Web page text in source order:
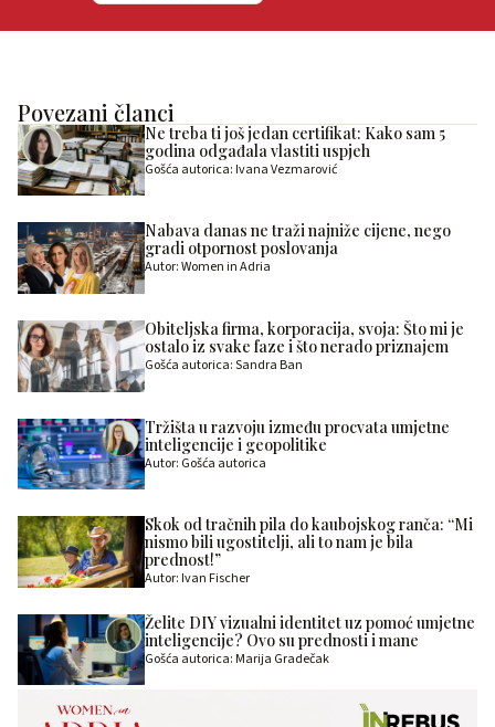
Povezani članci
Ne treba ti još jedan certifikat: Kako sam 5
godina odgađala vlastiti uspjeh
Gošća autorica: Ivana Vezmarović
Nabava danas ne traži najniže cijene, nego
gradi otpornost poslovanja
Autor: Women in Adria
Obiteljska firma, korporacija, svoja: Što mi je
ostalo iz svake faze i što nerado priznajem
Gošća autorica: Sandra Ban
Tržišta u razvoju između procvata umjetne
inteligencije i geopolitike
Autor: Gošća autorica
Skok od tračnih pila do kaubojskog ranča: “Mi
nismo bili ugostitelji, ali to nam je bila
prednost!”
Autor: Ivan Fischer
Želite DIY vizualni identitet uz pomoć umjetne
inteligencije? Ovo su prednosti i mane
Gošća autorica: Marija Gradečak